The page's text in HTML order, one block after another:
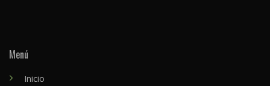
Menú
Inicio